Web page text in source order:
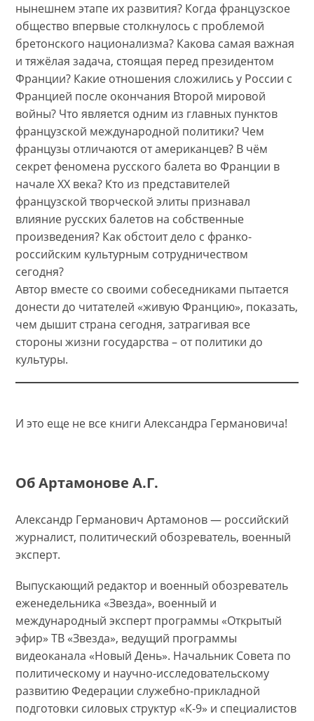
нынешнем этапе их развития? Когда французское
общество впервые столкнулось с проблемой
бретонского национализма? Какова самая важная
и тяжёлая задача, стоящая перед президентом
Франции? Какие отношения сложились у России с
Францией после окончания Второй мировой
войны? Что является одним из главных пунктов
французской международной политики? Чем
французы отличаются от американцев? В чём
секрет феномена русского балета во Франции в
начале XX века? Кто из представителей
французской творческой элиты признавал
влияние русских балетов на собственные
произведения? Как обстоит дело с франко-
российским культурным сотрудничеством
сегодня?
Автор вместе со своими собеседниками пытается
донести до читателей «живую Францию», показать,
чем дышит страна сегодня, затрагивая все
стороны жизни государства – от политики до
культуры.
И это еще не все книги Александра Германовича!
Об Артамонове А.Г.
Александр Германович Артамонов — российский
журналист, политический обозреватель, военный
эксперт.
Выпускающий редактор и военный обозреватель
еженедельника «Звезда», военный и
международный эксперт программы «Открытый
эфир» ТВ «Звезда», ведущий программы
видеоканала «Новый День». Начальник Совета по
политическому и научно-исследовательскому
развитию Федерации служебно-прикладной
подготовки силовых структур «К-9» и специалистов